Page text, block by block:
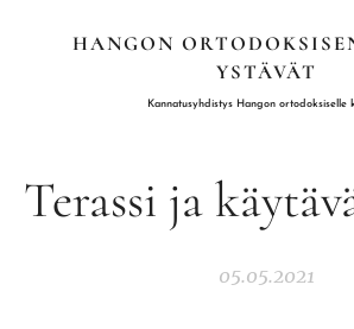
HANGON
YSTÄVÄT
Kannatusyhdistys Hangon ortodoksiselle
Terassi ja
05.05.2021